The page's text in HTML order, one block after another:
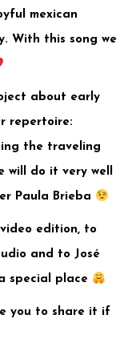
mexican
With this song we
about early
repertoire:
the traveling
will do it very well
Paula Brieba
edition, to
and to José
special place
you to share it if